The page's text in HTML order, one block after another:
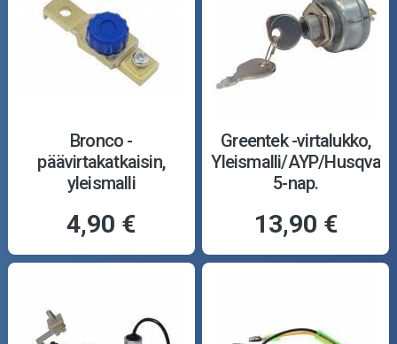
Bronco -
päävirtakatkaisin,
yleismalli
4,90 €
Greentek -virtalukko,
Yleismalli/AYP/
5-nap.
13,90 €